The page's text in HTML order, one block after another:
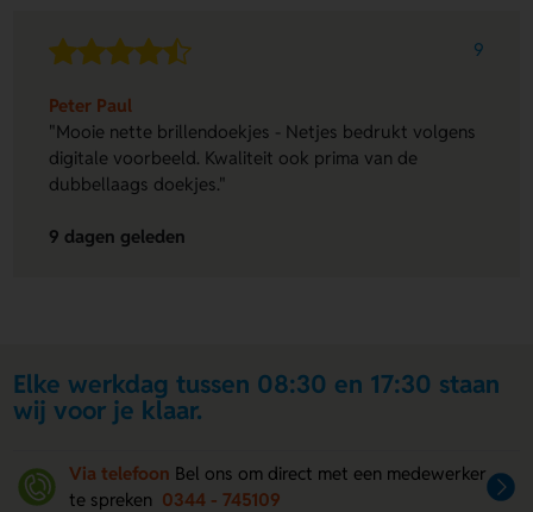
9
Peter Paul
"Mooie nette brillendoekjes - Netjes bedrukt volgens
digitale voorbeeld. Kwaliteit ook prima van de
dubbellaags doekjes."
9 dagen geleden
Elke werkdag tussen 08:30 en 17:30 staan
wij voor je klaar.
Via telefoon Bel ons om direct met een medewerker
te spreken 0344 - 745109